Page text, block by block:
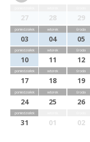
27 28 29
poniedziałek
03
wtorek
04
środa
05
poniedziałek
10
wtorek
11
środa
12
poniedziałek
17
wtorek
18
środa
19
poniedziałek
24
wtorek
25
środa
26
poniedziałek
31 01 02